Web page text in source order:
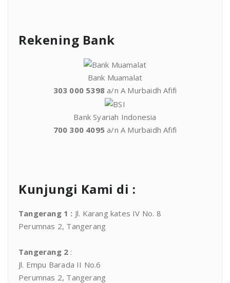
Rekening Bank
Bank Muamalat
303 000 5398 a/n A Murbaidh Afifi
Bank Syariah Indonesia
700 300 4095 a/n A Murbaidh Afifi
Kunjungi Kami di :
Tangerang 1 : Jl. Karang kates IV No. 8
Perumnas 2, Tangerang
Tangerang 2 :
Jl. Empu Barada II No.6
Perumnas 2, Tangerang